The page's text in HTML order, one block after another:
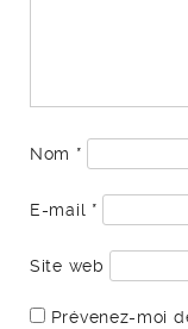
Nom *
E-mail *
Site web
Prévenez-moi